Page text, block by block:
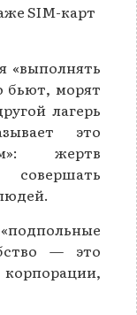
SIM-карт
«выполнять
бьют, морят
лагерь
это
жертв
совершать
— это